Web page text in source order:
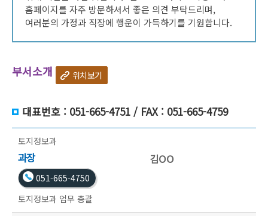
홈페이지를 자주 방문하셔서 좋은 의견 부탁드리며,
여러분의 가정과 직장에 행운이 가득하기를 기원합니다.
부서소개 위치보기
대표번호 : 051-665-4751 / FAX : 051-665-4759
토지정보과
과장 김OO
051-665-4750
토지정보과 업무 총괄